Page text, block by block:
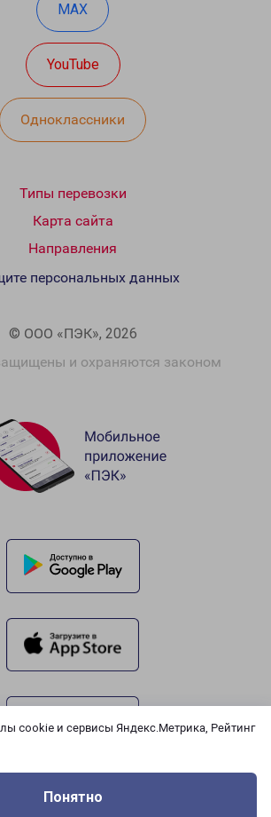
cookie и сервисы Яндекс.Метрика, Рейтинг
Понятно
MAX
YouTube
Одноклассники
Типы перевозки
Карта сайта
Направления
© ООО «ПЭК», 2026
и охраняются законом
персональных данных